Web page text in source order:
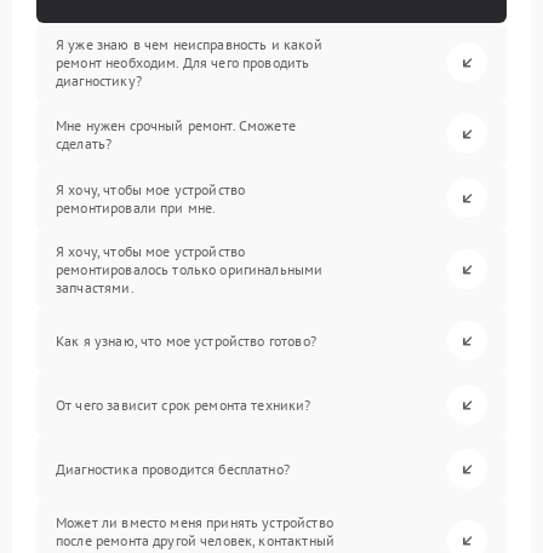
Я уже знаю в чем неисправность и какой
ремонт необходим. Для чего проводить
диагностику?
Мне нужен срочный ремонт. Сможете
сделать?
Я хочу, чтобы мое устройство
ремонтировали при мне.
Я хочу, чтобы мое устройство
ремонтировалось только оригинальными
запчастями.
Как я узнаю, что мое устройство готово?
От чего зависит срок ремонта техники?
Диагностика проводится бесплатно?
Может ли вместо меня принять устройство
после ремонта другой человек, контактный